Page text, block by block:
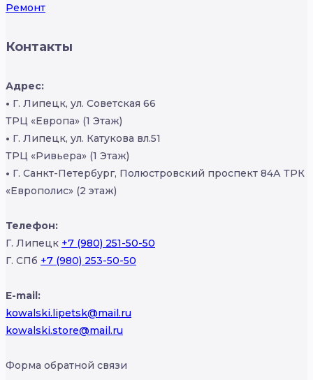
Ремонт
Контакты
Адрес:
• Г. Липецк, ул. Советская 66
ТРЦ «Европа» (1 Этаж)
• Г. Липецк, ул. Катукова вл.51
ТРЦ «Ривьера» (1 Этаж)
• Г. Санкт-Петербург, Полюстровский проспект 84А ТРК
«Европолис» (2 этаж)
Телефон:
Г. Липецк +7 (980) 251-50-50
Г. СПб +7 (980) 253-50-50
E-mail:
kowalski.lipetsk@mail.ru
kowalski.store@mail.ru
Форма обратной связи